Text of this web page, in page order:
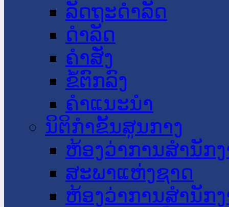
ລັດຖະດໍາລັດ
ດໍາລັດ
ຄໍາສັ່ງ
ຂໍ້ຕົກລົງ
ຄໍາແນະນໍາ
ນິຕິກໍາຂັ້ນສູນກາງ
ຫ້ອງວ່າການສໍານັກ
ສະພາແຫ່ງຊາດ
ຫ້ອງວ່າການສຳນັກ